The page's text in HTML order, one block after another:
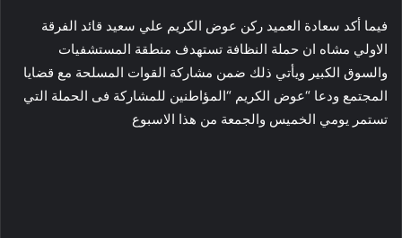
فيما أكد سعادة العميد ركن عوض الكريم علي سعيد قائد الفرقة
الاولي مشاه ان حملة النظافة تستهدف منطقة المستشفيات
والسوق الكبير ويأتي ذلك ضمن مشاركة القوات المسلحة مع قضايا
المجتمع ودعا “عوض الكريم “المؤاطنين للمشاركة فى الحملة التي
تستمر يومي الخميس والجمعة من هذا الاسبوع